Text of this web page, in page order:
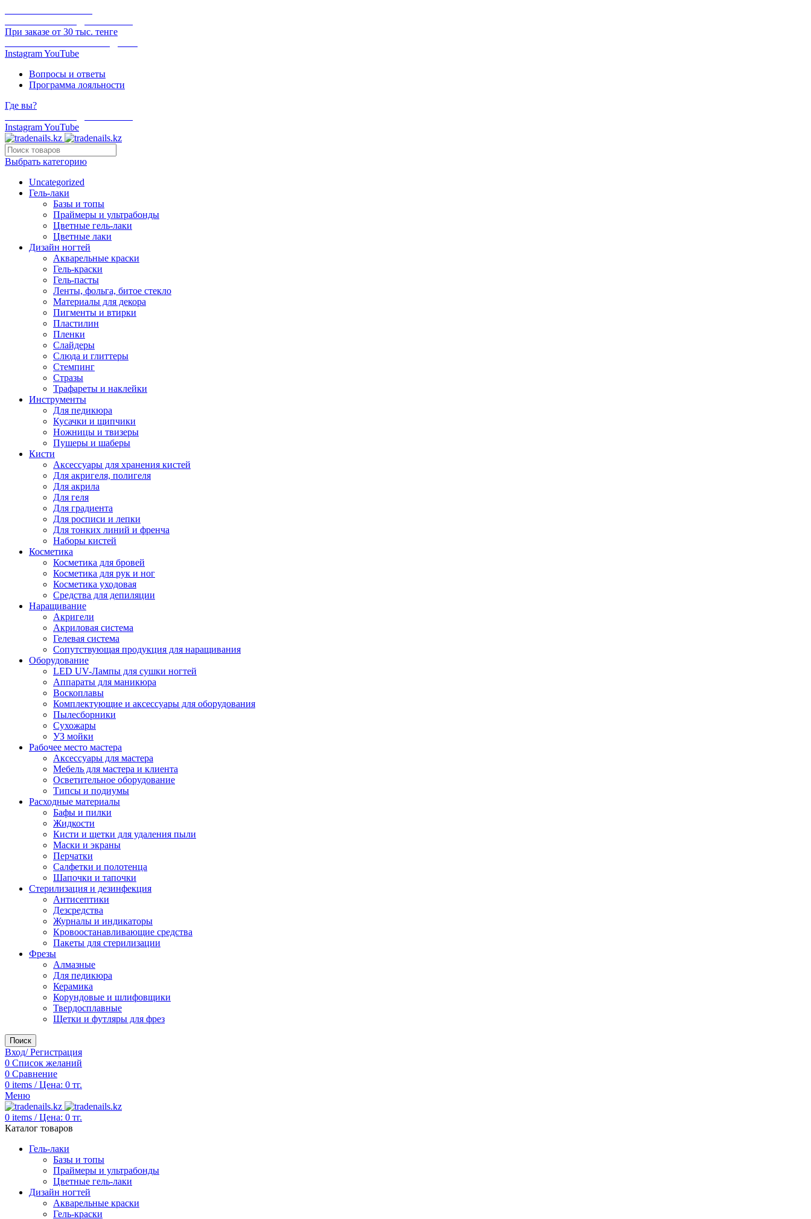
При заказе от 30 тыс. тенге
InstagramYouTube
Вопросы и ответы
Программа лояльности
Где вы?
InstagramYouTube
Выбрать категорию
Uncategorized
Гель-лаки
Базы и топы
Праймеры и ультрабонды
Цветные гель-лаки
Цветные лаки
Дизайн ногтей
Акварельные краски
Гель-краски
Гель-пасты
Ленты, фольга, битое стекло
Материалы для декора
Пигменты и втирки
Пластилин
Пленки
Слайдеры
Слюда и глиттеры
Стемпинг
Стразы
Трафареты и наклейки
Инструменты
Для педикюра
Кусачки и щипчики
Ножницы и твизеры
Пушеры и шаберы
Кисти
Аксессуары для хранения кистей
Для акригеля, полигеля
Для акрила
Для геля
Для градиента
Для росписи и лепки
Для тонких линий и френча
Наборы кистей
Косметика
Косметика для бровей
Косметика для рук и ног
Косметика уходовая
Средства для депиляции
Наращивание
Акригели
Акриловая система
Гелевая система
Сопутствующая продукция для наращивания
Оборудование
LED UV-Лампы для сушки ногтей
Аппараты для маникюра
Воскоплавы
Комплектующие и аксессуары для оборудования
Пылесборники
Сухожары
УЗ мойки
Рабочее место мастера
Аксессуары для мастера
Мебель для мастера и клиента
Осветительное оборудование
Типсы и подиумы
Расходные материалы
Бафы и пилки
Жидкости
Кисти и щетки для удаления пыли
Маски и экраны
Перчатки
Салфетки и полотенца
Шапочки и тапочки
Стерилизация и дезинфекция
Антисептики
Дезсредства
Журналы и индикаторы
Кровоостанавливающие средства
Пакеты для стерилизации
Фрезы
Алмазные
Для педикюра
Керамика
Корундовые и шлифовщики
Твердосплавные
Щетки и футляры для фрез
Поиск
Вход/ Регистрация
0 Список желаний
0 Сравнение
0 items / Цена: 0 тг.
Меню
0 items / Цена: 0 тг.
Каталог товаров
Гель-лаки
Базы и топы
Праймеры и ультрабонды
Цветные гель-лаки
Дизайн ногтей
Акварельные краски
Гель-краски